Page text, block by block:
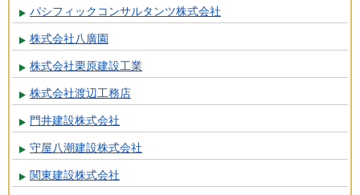
パシフィックコンサルタンツ株式会社
株式会社八廣園
株式会社栗原建設工業
株式会社渡辺工務店
門井建設株式会社
守屋八潮建設株式会社
関東建設株式会社